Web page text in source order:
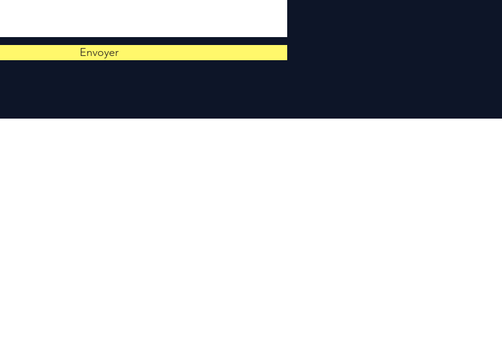
Envoyer